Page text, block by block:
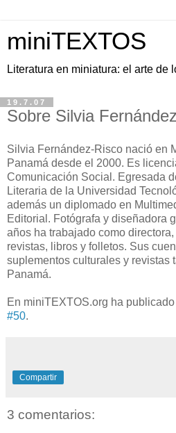
miniTEXTOS
Literatura en miniatura: el arte de
19.7.07
Sobre Silvia
Silvia Fernández-Risco nació en
Panamá desde el 2000. Es
Comunicación Social. Egresada
Literaria de la Universidad
además un diplomado en
Editorial. Fotógrafa y diseñadora
años ha trabajado como
revistas, libros y folletos. Sus
suplementos culturales y revistas
Panamá.
En miniTEXTOS.org ha
#50.
Compartir
3 comentarios: